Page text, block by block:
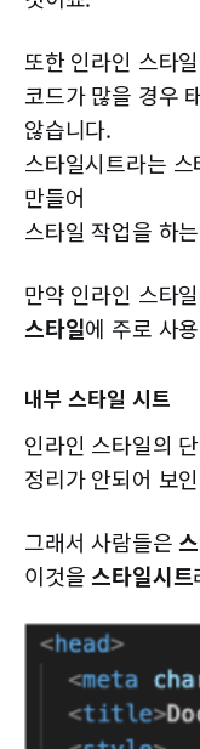
또한 인라인 스타
코드가 많을 경우
않습니다.
스타일시트라는
만들어
스타일 작업을 하
만약 인라인 스타
스타일에 주로 사
내부 스타일 시트
인라인 스타일의
정리가 안되어 보
그래서 사람들은
이것을스타일시트